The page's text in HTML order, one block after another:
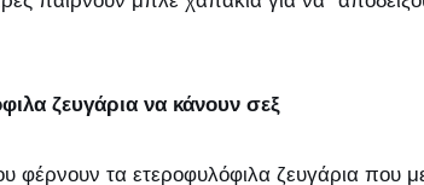
ζευγάρια να κάνουν σεξ
τα ετεροφυλόφιλα ζευγάρια που